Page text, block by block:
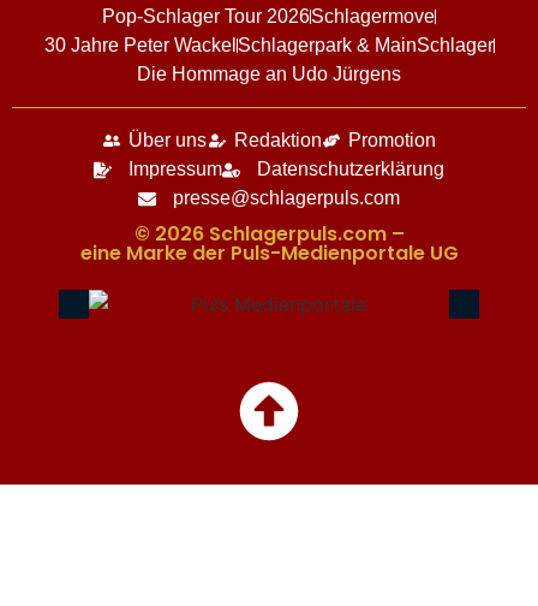
Pop-Schlager Tour 2026Schlagermove
30 Jahre Peter Wackel Schlagerpark & MainSchlager
Die Hommage an Udo Jürgens
Über uns Redaktion
Promotion
Impressum
Datenschutzerklärung
presse@schlagerpuls.com
© 2026 Schlagerpuls.com –
eine Marke der Puls-Medienportale UG​